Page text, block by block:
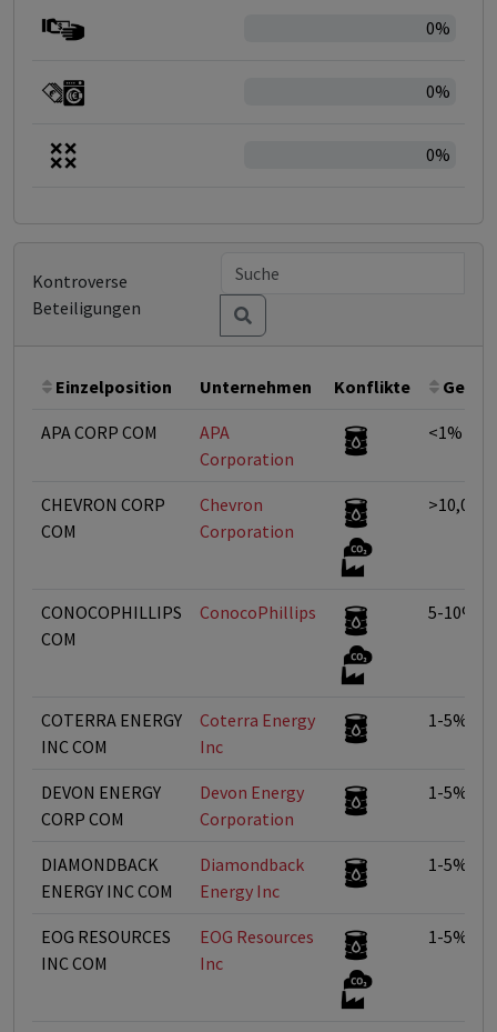
0%
0%
0%
Kontroverse
Beteiligungen
Einzelposition Unternehmen Konflikte
APA CORP COM
APA
Corporation
<1%
CHEVRON CORP
COM
Chevron
Corporation
>10,01%
CONOCOPHILLIPS
COM
ConocoPhillips 5-10%
COTERRA ENERGY
INC COM
Coterra Energy
Inc
1-5%
DEVON ENERGY
CORP COM
Devon Energy
Corporation
1-5%
DIAMONDBACK
ENERGY INC COM
Diamondback
Energy Inc
1-5%
EOG RESOURCES
INC COM
EOG Resources
Inc
1-5%